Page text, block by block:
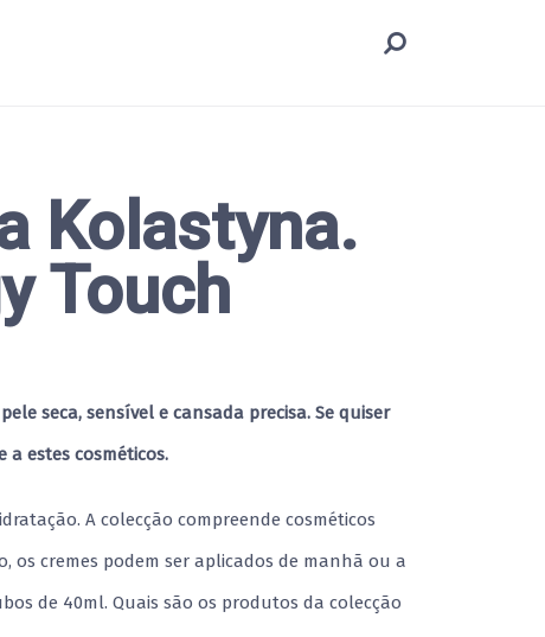
Kolastyna.
Touch
seca, sensível e cansada precisa. Se quiser
estes cosméticos.
A colecção compreende cosméticos
os cremes podem ser aplicados de manhã ou a
de 40ml. Quais são os produtos da colecção